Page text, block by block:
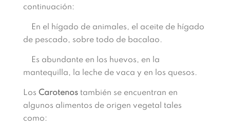
continuación:
En el hígado de animales, el aceite de hígado
de pescado, sobre todo de bacalao.
Es abundante en los huevos, en la
mantequilla, la leche de vaca y en los quesos.
Los Carotenostambién se encuentran en
algunos alimentos de origen vegetal tales
como: